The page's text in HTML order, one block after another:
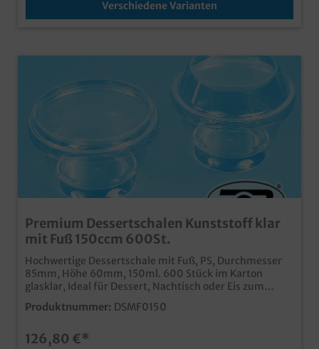
Verschiedene Varianten
Premium Dessertschalen Kunststoff klar
mit Fuß 150ccm 600St.
Hochwertige Dessertschale mit Fuß, PS, Durchmesser
85mm, Höhe 60mm, 150ml. 600 Stück im Karton
glasklar, Ideal für Dessert, Nachtisch oder Eis zum
mitnehmen auch passender Klarsichtdeckel erhältlich
(separat im Shop bestellbar)
Produktnummer: DSMF0150
126,80 €*